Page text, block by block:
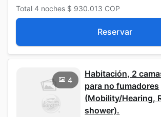
Total 4 noches $ 930.013 COP
Reservar
4
Habitación, 2
para no fumadores
(Mobility/Hearing,
shower).